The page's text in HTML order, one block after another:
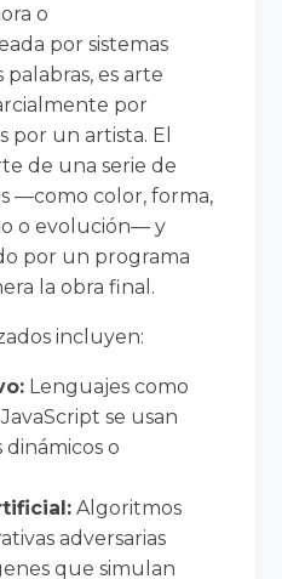
o
por sistemas
es arte
por
por un artista. El
de una serie de
—como color, forma,
o evolución— y
por un programa
la obra final.
incluyen:
Lenguajes como
se usan
dinámicos o
Algoritmos
adversarias
que simulan